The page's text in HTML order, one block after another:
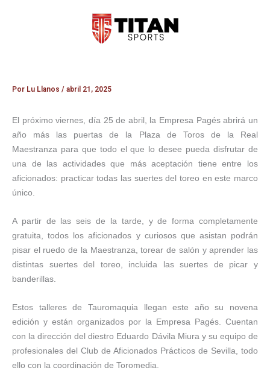
Por Lu Llanos / abril 21, 2025
El próximo viernes, día 25 de abril, la Empresa Pagés abrirá un
año más las puertas de la Plaza de Toros de la Real
Maestranza para que todo el que lo desee pueda disfrutar de
una de las actividades que más aceptación tiene entre los
aficionados: practicar todas las suertes del toreo en este marco
único.
A partir de las seis de la tarde, y de forma completamente
gratuita, todos los aficionados y curiosos que asistan podrán
pisar el ruedo de la Maestranza, torear de salón y aprender las
distintas suertes del toreo, incluida las suertes de picar y
banderillas.
Estos talleres de Tauromaquia llegan este año su novena
edición y están organizados por la Empresa Pagés. Cuentan
con la dirección del diestro Eduardo Dávila Miura y su equipo de
profesionales del Club de Aficionados Prácticos de Sevilla, todo
ello con la coordinación de Toromedia.